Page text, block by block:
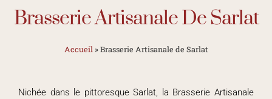
Brasserie Artisanale De Sarlat
Accueil»Brasserie Artisanale de Sarlat
Nichée dans le pittoresque Sarlat, la Brasserie Artisanale